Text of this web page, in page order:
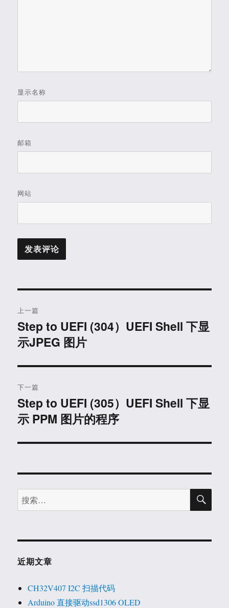
显示名称
邮箱
网站
章
导
航
上一篇
上
篇
章：
Step to UEFI (304）UEFI Shell 下显
示JPEG 图片
下一篇
下
篇
章：
Step to UEFI (305）UEFI Shell 下显
示 PPM 图片的程序
搜
索：
搜
近期文章
CH32V407 I2C 扫描代码
Arduino 直接驱动ssd1306 OLED